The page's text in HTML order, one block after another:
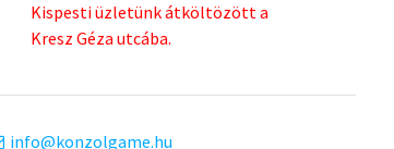
Kispesti üzletünk átköltözött a
Kresz Géza utcába.
info
konzolgame.hu